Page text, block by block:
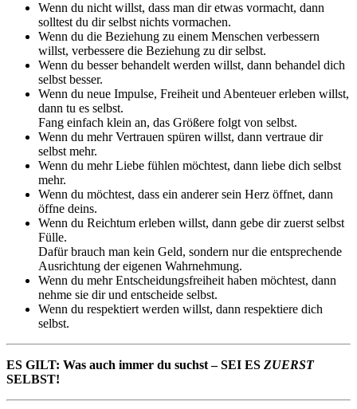
Wenn du nicht willst, dass man dir etwas vormacht, dann
solltest du dir selbst nichts vormachen.
Wenn du die Beziehung zu einem Menschen verbessern
willst, verbessere die Beziehung zu dir selbst.
Wenn du besser behandelt werden willst, dann behandel dich
selbst besser.
Wenn du neue Impulse, Freiheit und Abenteuer erleben willst,
dann tu es selbst.
Fang einfach klein an, das Größere folgt von selbst.
Wenn du mehr Vertrauen spüren willst, dann vertraue dir
selbst mehr.
Wenn du mehr Liebe fühlen möchtest, dann liebe dich selbst
mehr.
Wenn du möchtest, dass ein anderer sein Herz öffnet, dann
öffne deins.
Wenn du Reichtum erleben willst, dann gebe dir zuerst selbst
Fülle.
Dafür brauch man kein Geld, sondern nur die entsprechende
Ausrichtung der eigenen Wahrnehmung.
Wenn du mehr Entscheidungsfreiheit haben möchtest, dann
nehme sie dir und entscheide selbst.
Wenn du respektiert werden willst, dann respektiere dich
selbst.
ES GILT: Was auch immer du suchst – SEI ES ZUERST
SELBST!